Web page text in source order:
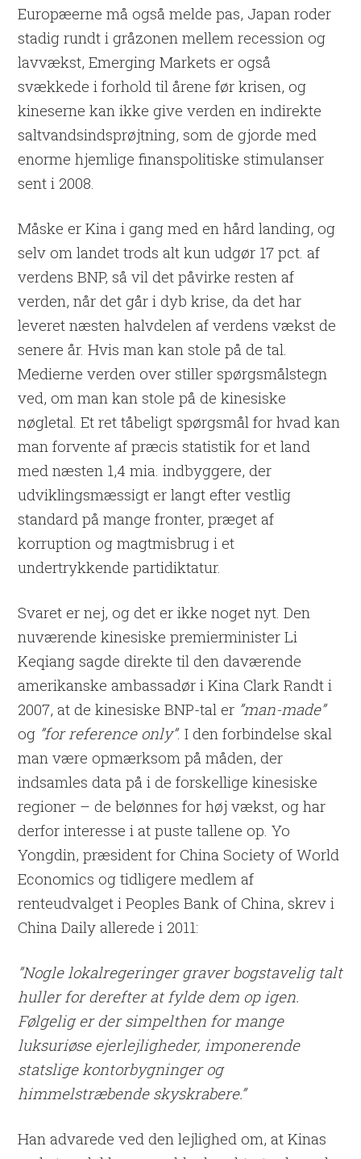
Europæerne må også melde pas, Japan roder
stadig rundt i gråzonen mellem recession og
lavvækst, Emerging Markets er også
svækkede i forhold til årene før krisen, og
kineserne kan ikke give verden en indirekte
saltvandsindsprøjtning, som de gjorde med
enorme hjemlige finanspolitiske stimulanser
sent i 2008.
Måske er Kina i gang med en hård landing, og
selv om landet trods alt kun udgør 17 pct. af
verdens BNP, så vil det påvirke resten af
verden, når det går i dyb krise, da det har
leveret næsten halvdelen af verdens vækst de
senere år. Hvis man kan stole på de tal.
Medierne verden over stiller spørgsmålstegn
ved, om man kan stole på de kinesiske
nøgletal. Et ret tåbeligt spørgsmål for hvad kan
man forvente af præcis statistik for et land
med næsten 1,4 mia. indbyggere, der
udviklingsmæssigt er langt efter vestlig
standard på mange fronter, præget af
korruption og magtmisbrug i et
undertrykkende partidiktatur.
Svaret er nej, og det er ikke noget nyt. Den
nuværende kinesiske premierminister Li
Keqiang sagde direkte til den daværende
amerikanske ambassadør i Kina Clark Randt i
2007, at de kinesiske BNP-tal er ”man-made”
og ”for reference only”. I den forbindelse skal
man være opmærksom på måden, der
indsamles data på i de forskellige kinesiske
regioner – de belønnes for høj vækst, og har
derfor interesse i at puste tallene op. Yo
Yongdin, præsident for China Society of World
Economics og tidligere medlem af
renteudvalget i Peoples Bank of China, skrev i
China Daily allerede i 2011:
”Nogle lokalregeringer graver bogstavelig talt
huller for derefter at fylde dem op igen.
Følgelig er der simpelthen for mange
luksuriøse ejerlejligheder, imponerende
statslige kontorbygninger og
himmelstræbende skyskrabere.”
Han advarede ved den lejlighed om, at Kinas